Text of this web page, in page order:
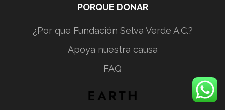
PORQUE DONAR
¿Por que Fundación Selva Verde A.C.?
Apoya nuestra causa
FAQ